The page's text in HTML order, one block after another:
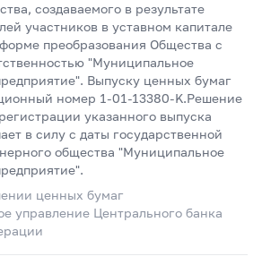
создаваемого в результате
участников в уставном капитале
преобразования Общества с
"Муниципальное
Выпуску ценных бумаг
номер 1-01-13380-K.Решение
указанного выпуска
в силу с даты государственной
общества "Муниципальное
ценных бумаг
управление Центрального банка